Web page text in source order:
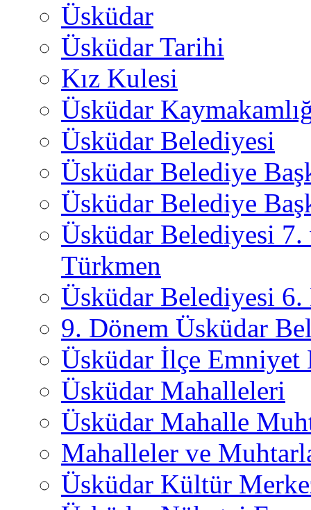
Üsküdar
Üsküdar Tarihi
Kız Kulesi
Üsküdar
Üsküdar Belediyesi
Üsküdar Belediye
Üsküdar Belediye
Üsküdar Belediyesi
Türkmen
Üsküdar Belediyesi 6.
9. Dönem Üsküdar
Üsküdar İlçe
Üsküdar Mahalleleri
Üsküdar Mahalle
Mahalleler ve
Üsküdar Kültür